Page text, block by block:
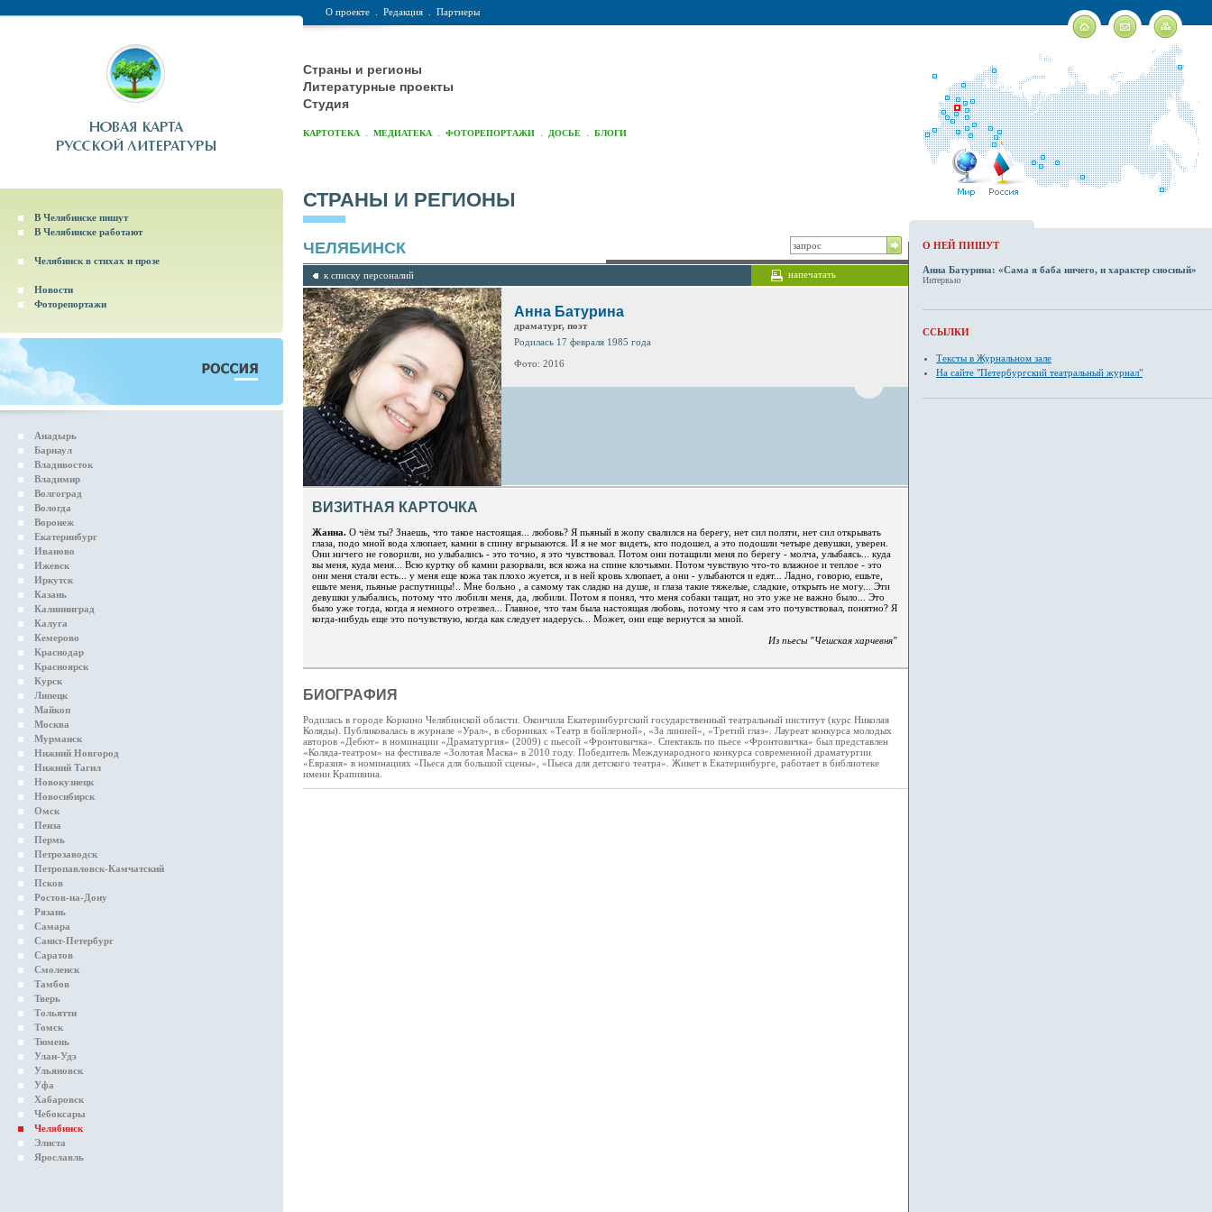
О проекте Редакция Партнеры
Страны и регионы
Литературные проекты
Студия
КАРТОТЕКА МЕДИАТЕКА ФОТОРЕПОРТАЖИ ДОСЬЕ БЛОГИ
В Челябинске пишут
В Челябинске работают
Челябинск в стихах и прозе
Новости
Фоторепортажи
Анадырь
Барнаул
Владивосток
Владимир
Волгоград
Вологда
Воронеж
Екатеринбург
Иваново
Ижевск
Иркутск
Казань
Калининград
Калуга
Кемерово
Краснодар
Красноярск
Курск
Липецк
Майкоп
Москва
Мурманск
Нижний Новгород
Нижний Тагил
Новокузнецк
Новосибирск
Омск
Пенза
Пермь
Петрозаводск
Петропавловск-Камчатский
Псков
Ростов-на-Дону
Рязань
Самара
Санкт-Петербург
Саратов
Смоленск
Тамбов
Тверь
Тольятти
Томск
Тюмень
Улан-Удэ
Ульяновск
Уфа
Хабаровск
Чебоксары
Челябинск
Элиста
Ярославль
СТРАНЫ И РЕГИОНЫ
ЧЕЛЯБИНСК
к списку персоналий напечатать
Анна Батурина
драматург, поэт
Родилась 17 февраля 1985 года
Фото: 2016
ВИЗИТНАЯ КАРТОЧКА
Жанна. О чём ты? Знаешь, что такое настоящая... любовь? Я пьяный в жопу свалился на берегу, нет сил ползти, нет сил открывать
глаза, подо мной вода хлюпает, камни в спину вгрызаются. И я не мог видеть, кто подошел, а это подошли четыре девушки, уверен.
Они ничего не говорили, но улыбались - это точно, я это чувствовал. Потом они потащили меня по берегу - молча, улыбаясь... куда
вы меня, куда меня... Всю куртку об камни разорвали, вся кожа на спине клочьями. Потом чувствую что-то влажное и теплое - это
они меня стали есть... у меня еще кожа так плохо жуется, и в ней кровь хлюпает, а они - улыбаются и едят... Ладно, говорю, ешьте,
ешьте меня, пьяные распутницы!.. Мне больно , а самому так сладко на душе, и глаза такие тяжелые, сладкие, открыть не могу... Эти
девушки улыбались, потому что любили меня, да, любили. Потом я понял, что меня собаки тащат, но это уже не важно было... Это
было уже тогда, когда я немного отрезвел... Главное, что там была настоящая любовь, потому что я сам это почувствовал, понятно? Я
когда-нибудь еще это почувствую, когда как следует надерусь... Может, они еще вернутся за мной.
Из пьесы "Чешская харчевня"
БИОГРАФИЯ
Родилась в городе Коркино Челябинской области. Окончила Екатеринбургский государственный театральный институт (курс Николая
Коляды). Публиковалась в журнале «Урал», в сборниках «Театр в бойлерной», «За линией», «Третий глаз». Лауреат конкурса молодых
авторов «Дебют» в номинации «Драматургия» (2009) с пьесой «Фронтовичка». Спектакль по пьесе «Фронтовичка» был представлен
«Коляда-театром» на фестивале «Золотая Маска» в 2010 году. Победитель Международного конкурса современной драматургии
«Евразия» в номинациях «Пьеса для большой сцены», «Пьеса для детского театра». Живет в Екатеринбурге, работает в библиотеке
имени Крапивина.
О НЕЙ ПИШУТ
Анна Батурина: «Сама я баба ничего, и характер сносный»
Интервью
ССЫЛКИ
Тексты в Журнальном зале
На сайте "Петербургский театральный журнал"